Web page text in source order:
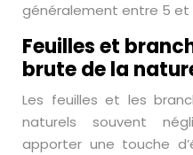
généralement entre 5 et
Feuilles et
brute de la
Les feuilles et les
naturels souvent
apporter une touche